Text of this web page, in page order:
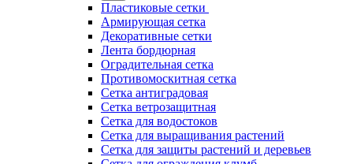
Пластиковые сетки
Армирующая сетка
Декоративные сетки
Лента бордюрная
Оградительная сетка
Противомоскитная сетка
Сетка антиградовая
Сетка ветрозащитная
Сетка для водостоков
Сетка для выращивания растений
Сетка для защиты растений и деревьев